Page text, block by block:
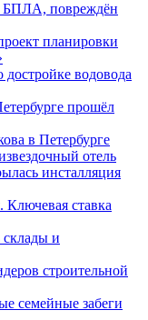
БПЛА, повреждён
планировки
водовода
прошёл
в Петербурге
отель
инсталляция
Ключевая ставка
и
строительной
семейные забеги